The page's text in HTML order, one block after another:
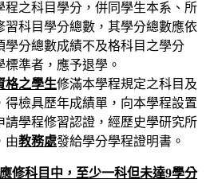
程之科目學分，併同學生本系、所
習科目學分總數，其學分總數應依
學分總數成績不及格科目之學分
準者，應予退學。
格之學生修滿本學程規定之科目及
得檢具歷年成績單，向本學程設置
請學程修習認證，經歷史學研究所
由教務處發給學分學程證明書。
修科目中，至少一科但未達9學分